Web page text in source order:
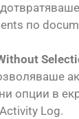
по
опции в
Log.